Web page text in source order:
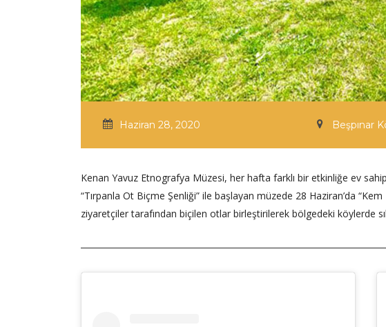
Haziran 28, 2020 Beşpınar
Kenan Yavuz Etnografya Müzesi, her hafta farklı bir etkinliğe ev
“Tırpanla Ot Biçme Şenliği” ile başlayan müzede 28 Haziran’da
ziyaretçiler tarafından biçilen otlar birleştirilerek bölgedeki köylerde